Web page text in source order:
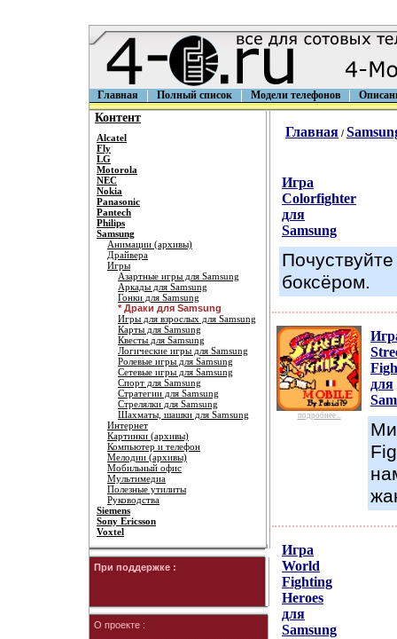
Главная Полный список Модели телефонов
Контент
Alcatel
Fly
LG
Motorola
NEC
Nokia
Panasonic
Pantech
Philips
Samsung
Анимации (архивы)
Драйвера
Игры
Азартные игры для Samsung
Аркады для Samsung
Гонки для Samsung
* Драки для Samsung
Игры для взрослых для Samsung
Карты для Samsung
Квесты для Samsung
Логические игры для Samsung
Ролевые игры для Samsung
Сетевые игры для Samsung
Спорт для Samsung
Стратегии для Samsung
Стрелялки для Samsung
Шахматы, шашки для Samsung
Интернет
Картинки (архивы)
Компьютер и телефон
Мелодии (архивы)
Мобильный офис
Мультимедиа
Полезные утилиты
Руководства
Siemens
Sony Ericsson
Voxtel
При поддержке :
О проекте :
Главная /
Игра
Colorfighter
для
Samsung
боксёром.
подробнее...
для
Игра
World
Fighting
Heroes
для
Samsung